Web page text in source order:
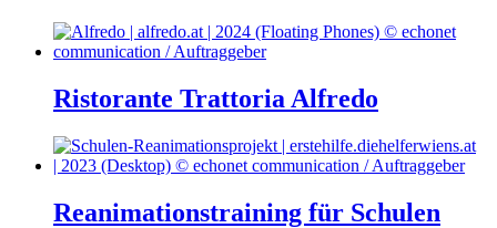
Ristorante Trattoria Alfredo
Reanimationstraining für Schulen